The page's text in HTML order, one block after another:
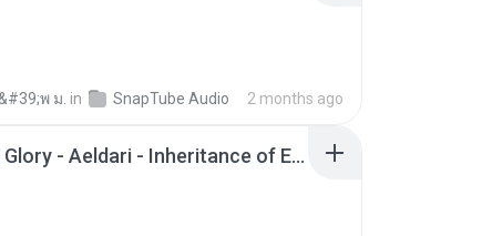
พ ม. in SnapTube Audio 2 months ago
Wrath & Glory - Aeldari - Inheritance of Embers.pdf